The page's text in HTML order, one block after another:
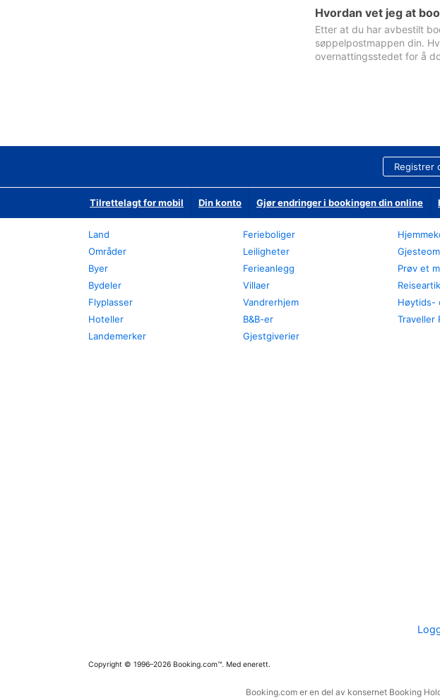
Hvordan vet jeg at
Etter at du har avbestilt
søppelpostmappen din.
overnattingsstedet for å
Registrer
Tilrettelagt for mobil Din konto Gjør endringer i bookingen din online
Land
Områder
Byer
Bydeler
Flyplasser
Hoteller
Landemerker
Ferieboliger
Leiligheter
Ferieanlegg
Villaer
Vandrerhjem
B&B-er
Gjestgiverier
Prøv et
Høytids-
Traveller
Copyright © 1996–2026 Booking.com™. Med enerett.
Booking.com er en del av konsernet Booking